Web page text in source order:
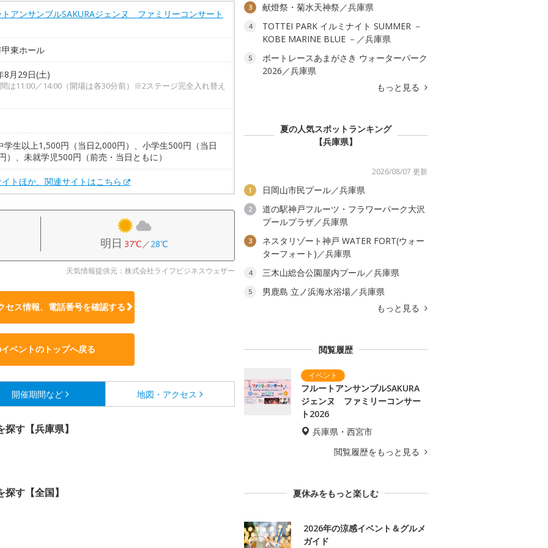
アンサンブルSAKURAジェンヌ ファミリーコンサート
東ホール
8月29日(土)
は11:00／14:00（開場は各30分前）※2ステージ完全入れ替え
学生以上1,500円（当日2,000円）、小学生500円（当日
）、未就学児500円（前売・当日ともに）
トほか、関連サイトはこちら
明日 37℃／28℃
天気情報提供元：株式会社ライフビジネスウェザー
セス情報、電話番号を確認する
ベントのトップへ戻る
開催期間など 地図・アクセス
す【兵庫県】
す【全国】
3 献燈祭・菊水天神祭／兵庫県
4
TOTTEI PARK イルミナイト SUMMER －
KOBE MARINE BLUE －／兵庫県
5
ボートレースあまがさき ウォーターパーク
2026／兵庫県
もっと見る
夏の人気スポットランキング
【兵庫県】
2026/08/07 更新
1 日岡山市民プール／兵庫県
2
道の駅神戸フルーツ・フラワーパーク大沢
プールプラザ／兵庫県
3
ネスタリゾート神戸 WATER FORT(ウォー
ターフォート)／兵庫県
4 三木山総合公園屋内プール／兵庫県
5
男鹿島 立ノ浜海水浴場／兵庫県
もっと見る
閲覧履歴
フルートアンサンブルSAKURA
ジェンヌ ファミリーコンサー
ト2026
兵庫県・西宮市
閲覧履歴をもっと見る
夏休みをもっと楽しむ
2026年の涼感イベント＆グルメ
ガイド